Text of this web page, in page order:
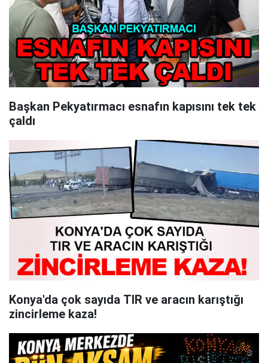
Başkan Pekyatırmacı esnafın kapısını tek tek
çaldı
Konya'da çok sayıda TIR ve aracın karıştığı
zincirleme kaza!